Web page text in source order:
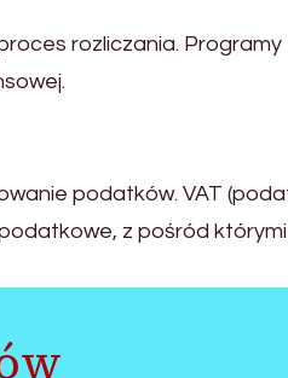
rozliczania.
podatków. VAT
z pośród